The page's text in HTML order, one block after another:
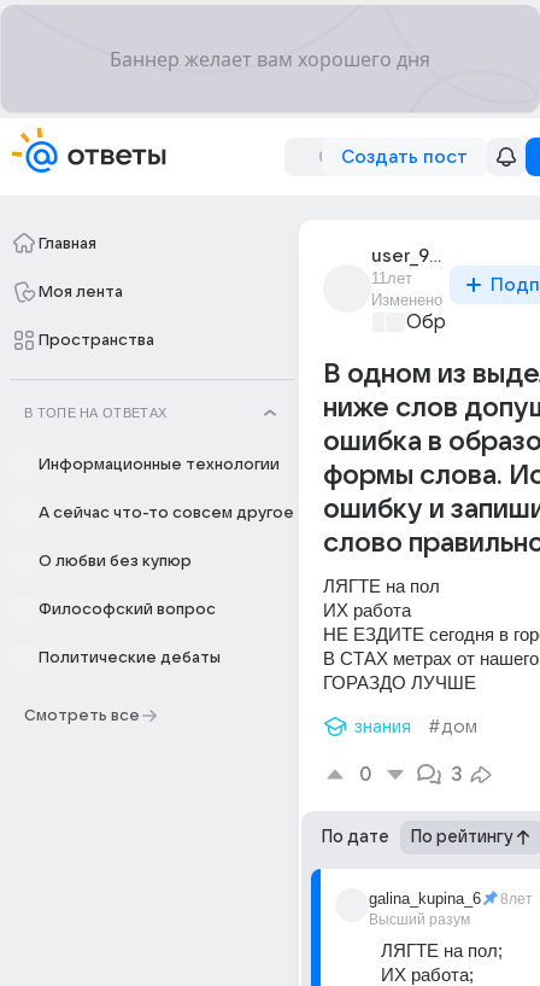
Создать пост
Главная
Моя лента
Пространства
В ТОПЕ НА ОТВЕТАХ
Информационные технологии
А сейчас что-то совсем другое
О любви без купюр
Философский вопрос
Политические дебаты
Смотреть все
user_95147017
11лет
Изменено
В одном из
ниже слов
ошибка в
формы слова.
ошибку и
слово
ЛЯГТЕ на пол
ИХ работа
НЕ ЕЗДИТЕ сегодня в
В СТАХ метрах от
ГОРАЗДО ЛУЧШЕ
знания #дом
0 3
По дате По рейтингу
galina_kupina_6
Высший разум
8лет
ЛЯГТЕ на пол;
ИХ работа;